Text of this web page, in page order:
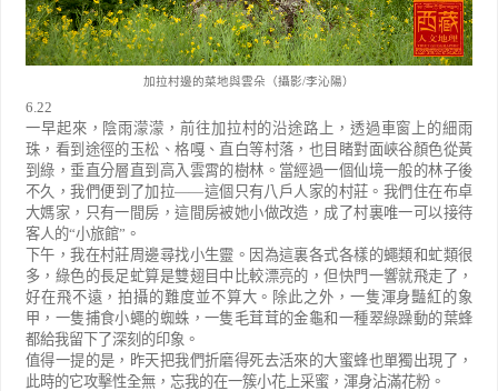
加拉村邊的菜地與雲朵（攝影/李沁陽）
6.22
一早起來，陰雨濛濛，前往加拉村的沿途路上，透過車窗上的細雨
珠，看到途徑的玉松、格嘎、直白等村落，也目睹對面峽谷顏色從黃
到綠，垂直分層直到高入雲霄的樹林。當經過一個仙境一般的林子後
不久，我們便到了加拉——這個只有八戶人家的村莊。我們住在布卓
大媽家，只有一間房，這間房被她小做改造，成了村裏唯一可以接待
客人的“小旅館” 。
下午，我在村莊周邊尋找小生靈。因為這裏各式各樣的蠅類和虻類很
多，綠色的長足虻算是雙翅目中比較漂亮的，但快門一響就飛走了，
好在飛不遠，拍攝的難度並不算大。除此之外，一隻渾身豔紅的象
甲，一隻捕食小蠅的蜘蛛，一隻毛茸茸的金龜和一種翠綠躁動的葉蜂
都給我留下了深刻的印象。
值得一提的是，昨天把我們折磨得死去活來的大蜜蜂也單獨出現了，
此時的它攻擊性全無，忘我的在一簇小花上采蜜，渾身沾滿花粉。